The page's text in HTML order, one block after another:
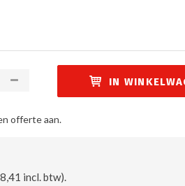
IN
offerte aan.
incl. btw).